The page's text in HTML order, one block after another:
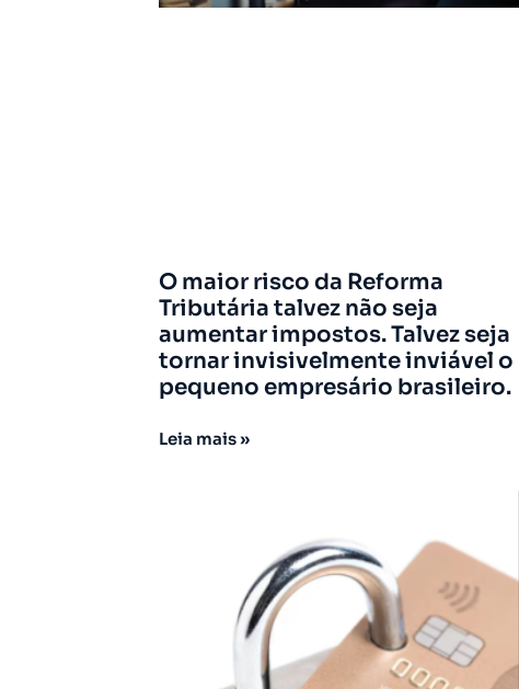
O maior risco da Reforma
Tributária talvez não seja
aumentar impostos. Talvez seja
tornar invisivelmente inviável o
pequeno empresário brasileiro.
Leia mais »